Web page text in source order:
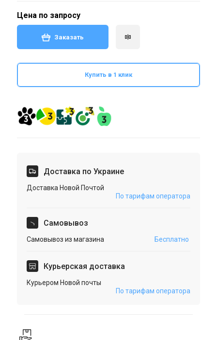
Цена по запросу
Заказать
Купить в 1 клик
Доставка по Украине
Доставка Новой Почтой
По тарифам оператора
Cамовывоз
Самовывоз из магазина Бесплатно
Курьерская доставка
Курьером Новой почты
По тарифам оператора